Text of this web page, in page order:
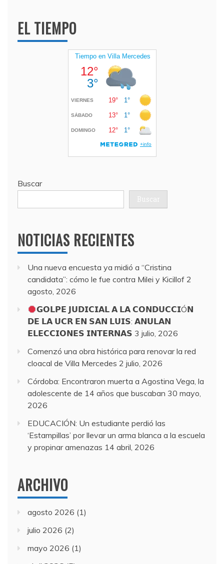
EL TIEMPO
Buscar
Buscar
NOTICIAS RECIENTES
Una nueva encuesta ya midió a “Cristina
candidata”: cómo le fue contra Milei y Kicillof 2
agosto, 2026
𝗚𝗢𝗟𝗣𝗘 𝗝𝗨𝗗𝗜𝗖𝗜𝗔𝗟 𝗔 𝗟𝗔 𝗖𝗢𝗡𝗗𝗨𝗖𝗖𝗜Ó𝗡
𝗗𝗘 𝗟𝗔 𝗨𝗖𝗥 𝗘𝗡 𝗦𝗔𝗡 𝗟𝗨𝗜𝗦: 𝗔𝗡𝗨𝗟𝗔𝗡
𝗘𝗟𝗘𝗖𝗖𝗜𝗢𝗡𝗘𝗦 𝗜𝗡𝗧𝗘𝗥𝗡𝗔𝗦 3 julio, 2026
Comenzó una obra histórica para renovar la red
cloacal de Villa Mercedes 2 julio, 2026
Córdoba: Encontraron muerta a Agostina Vega, la
adolescente de 14 años que buscaban 30 mayo,
2026
EDUCACIÓN: Un estudiante perdió las
‘Estampillas’ por llevar un arma blanca a la escuela
y propinar amenazas 14 abril, 2026
ARCHIVO
agosto 2026 (1)
julio 2026 (2)
mayo 2026 (1)